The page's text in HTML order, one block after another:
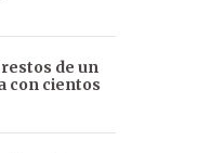
de un
con cientos